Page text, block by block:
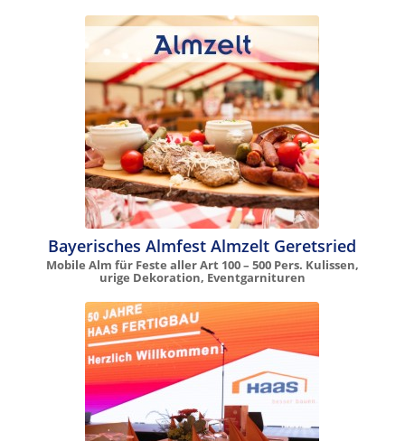
Bayerisches Almfest Almzelt Geretsried
Mobile Alm für Feste aller Art 100 – 500 Pers. Kulissen,
urige Dekoration, Eventgarnituren